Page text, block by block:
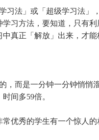
法」或「超级学习法」
习方法，要知道，只有
真正「解放」出来，才能
而是一分钟一分钟悄悄
间多59倍。
秀的学生有一个惊人的